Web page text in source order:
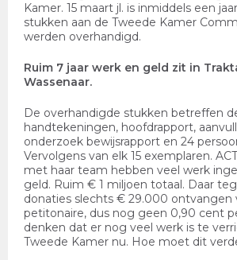
Kamer. 15 maart jl. is inmiddels een
stukken aan de Tweede Kamer
werden overhandigd.
Ruim 7 jaar werk en geld zit in
Wassenaar.
De overhandigde stukken betreffen
handtekeningen, hoofdrapport,
onderzoek bewijsrapport en 24
Vervolgens van elk 15 exemplaren.
met haar team hebben veel werk
geld. Ruim € 1 miljoen totaal. Daar
donaties slechts € 29.000 ontvangen
petitonaire, dus nog geen 0,90 cent
denken dat er nog veel werk is te
Tweede Kamer nu. Hoe moet dit